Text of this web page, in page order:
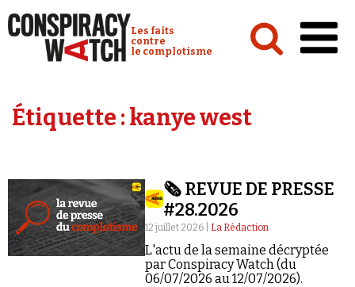
Conspiracy Watch :
Les faits
contre
le complotisme
Analyses
Vidéos
Émissions
Revues de presse
Étiquette :kanye west
🗞️ REVUE DE PRESSE
#28.2026
12 juillet 2026 | La Rédaction
L'actu de la semaine décryptée
par Conspiracy Watch (du
06/07/2026 au 12/07/2026).